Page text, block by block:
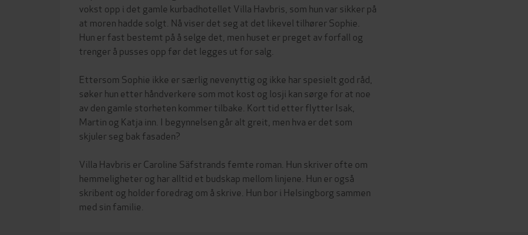
vokst opp i det gamle kurbadhotellet Villa Havbris, som hun var sikker på
at moren hadde solgt. Nå viser det seg at det likevel tilhører Sophie.
Hun er fast bestemt på å selge det, men huset er preget av forfall og
trenger å pusses opp før det legges ut for salg.
Ettersom Sophie ikke er særlig nevenyttig og ikke har spesielt god råd,
søker hun etter håndverkere som mot kost og losji kan sørge for at noe
av den gamle storheten kommer tilbake. Kort tid etter flytter Isak,
Martin og Katja inn. I begynnelsen går alt greit, men hva er det som
skjuler seg bak fasaden?
Villa Havbris er Caroline Säfstrands femte roman. Hun skriver ofte om
hemmeligheter og har alltid et budskap mellom linjene. Hun er også
skribent og holder foredrag om å skrive. Hun bor i Helsingborg sammen